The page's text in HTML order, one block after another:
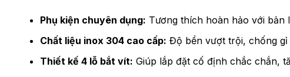
Phụ kiện chuyên dụng: Tương thích hoàn hảo với bản
Chất liệu inox 304 cao cấp: Độ bền vượt trội, chống gỉ
Thiết kế 4 lỗ bắt vít: Giúp lắp đặt cố định chắc chắn,